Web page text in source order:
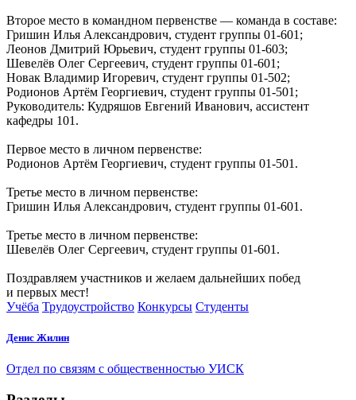
Второе место в командном первенстве — команда в составе:
Гришин Илья Александрович, студент группы 01-601;
Леонов Дмитрий Юрьевич, студент группы 01-603;
Шевелёв Олег Сергеевич, студент группы 01-601;
Новак Владимир Игоревич, студент группы 01-502;
Родионов Артём Георгиевич, студент группы 01-501;
Руководитель: Кудряшов Евгений Иванович, ассистент
кафедры 101.
Первое место в личном первенстве:
Родионов Артём Георгиевич, студент группы 01-501.
Третье место в личном первенстве:
Гришин Илья Александрович, студент группы 01-601.
Третье место в личном первенстве:
Шевелёв Олег Сергеевич, студент группы 01-601.
Поздравляем участников и желаем дальнейших побед
и первых мест!
Учёба Трудоустройство Конкурсы Студенты
Денис Жилин
Отдел по связям с общественностью УИСК